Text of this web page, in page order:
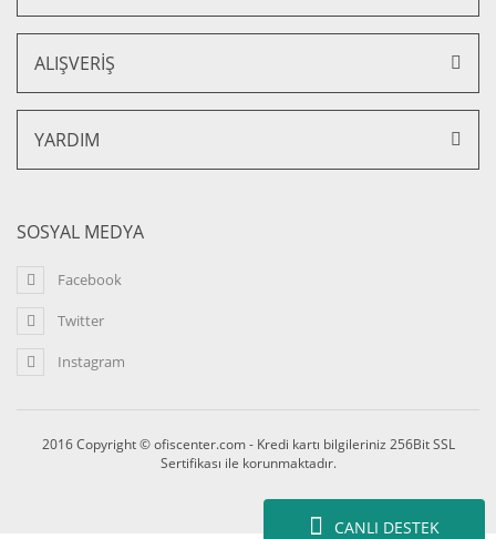
CANLI DESTEK
5.229,84 TL + KDV
ALIŞVERİŞ
YARDIM
SOSYAL MEDYA
Facebook
Twitter
Instagram
2016 Copyright © ofiscenter.com - Kredi kartı bilgileriniz 256Bit SSL
Sertifikası ile korunmaktadır.